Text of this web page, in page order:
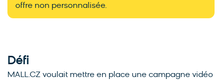
offre non personnalisée.
Défi
MALL.CZ voulait mettre en place une campagne vidéo